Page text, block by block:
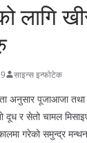
लागि
साइन्स इन्फोटेक
अनुसार पूजाआजा तथा
दूध र सेतो चामल
गरेको समुन्द्र